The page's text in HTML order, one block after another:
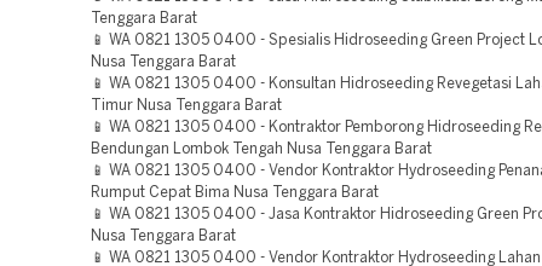
Tenggara Barat
📱 WA 0821 1305 0400 - Spesialis Hidroseeding Green Project
Nusa Tenggara Barat
📱 WA 0821 1305 0400 - Konsultan Hidroseeding Revegetasi
Timur Nusa Tenggara Barat
📱 WA 0821 1305 0400 - Kontraktor Pemborong Hidroseeding
Bendungan Lombok Tengah Nusa Tenggara Barat
📱 WA 0821 1305 0400 - Vendor Kontraktor Hydroseeding
Rumput Cepat Bima Nusa Tenggara Barat
📱 WA 0821 1305 0400 - Jasa Kontraktor Hidroseeding Green
Nusa Tenggara Barat
📱 WA 0821 1305 0400 - Vendor Kontraktor Hydroseeding